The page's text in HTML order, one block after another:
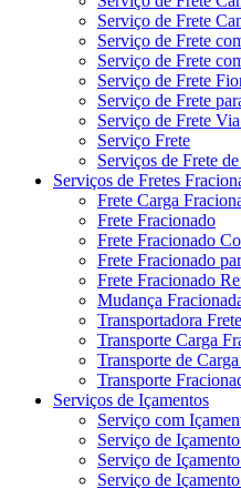
Serviço de Frete
Serviço de Frete
Serviço de Frete
Serviço de Frete
Serviço de Frete
Serviço de Frete
Serviço Frete
Serviços de Frete
Serviços de Fretes
Frete Carga
Frete Fracionado
Frete Fracionado
Frete Fracionado
Frete Fracionado
Mudança
Transportadora
Transporte Carga
Transporte de
Transporte
Serviços de Içamentos
Serviço com
Serviço de
Serviço de
Serviço de